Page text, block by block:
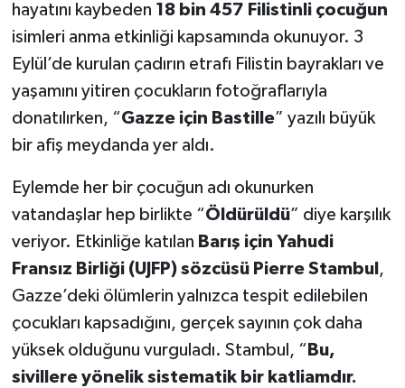
hayatını kaybeden 18 bin 457 Filistinli çocuğun
isimleri anma etkinliği kapsamında okunuyor. 3
Eylül’de kurulan çadırın etrafı Filistin bayrakları ve
yaşamını yitiren çocukların fotoğraflarıyla
donatılırken, “Gazze için Bastille” yazılı büyük
bir afiş meydanda yer aldı.
Eylemde her bir çocuğun adı okunurken
vatandaşlar hep birlikte “Öldürüldü” diye karşılık
veriyor. Etkinliğe katılan Barış için Yahudi
Fransız Birliği (UJFP) sözcüsü Pierre Stambul ,
Gazze’deki ölümlerin yalnızca tespit edilebilen
çocukları kapsadığını, gerçek sayının çok daha
yüksek olduğunu vurguladı. Stambul, “ Bu,
sivillere yönelik sistematik bir katliamdır.